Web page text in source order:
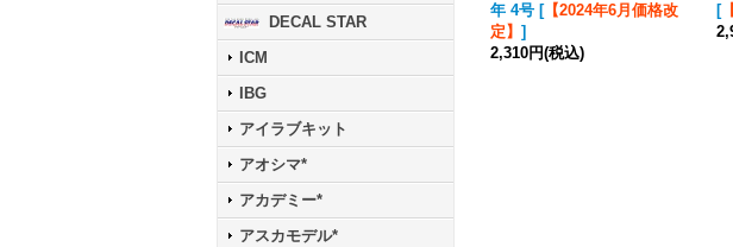
DECAL STAR
ICM
IBG
アイラブキット
アオシマ*
アカデミー*
アスカモデル*
年 4号 [【2024年6月価格改
定】 ]
2,310円(税込)
[